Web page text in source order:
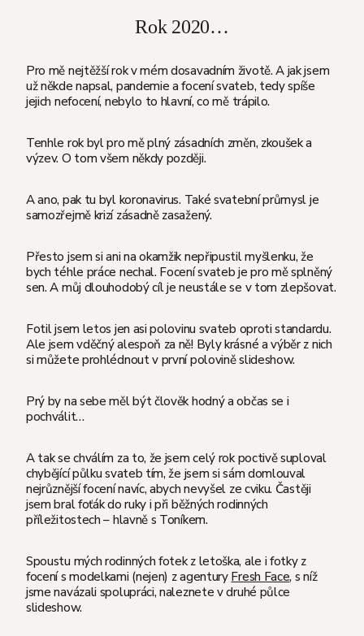
Rok 2020…
Pro mě nejtěžší rok v mém dosavadním životě. A jak jsem
už někde napsal, pandemie a focení svateb, tedy spíše
jejich nefocení, nebylo to hlavní, co mě trápilo.
Tenhle rok byl pro mě plný zásadních změn, zkoušek a
výzev. O tom všem někdy později.
A ano, pak tu byl koronavirus. Také svatební průmysl je
samozřejmě krizí zásadně zasažený.
Přesto jsem si ani na okamžik nepřipustil myšlenku, že
bych téhle práce nechal. Focení svateb je pro mě splněný
sen. A můj dlouhodobý cíl je neustále se v tom zlepšovat.
Fotil jsem letos jen asi polovinu svateb oproti standardu.
Ale jsem vděčný alespoň za ně! Byly krásné a výběr z nich
si můžete prohlédnout v první polovině slideshow.
Prý by na sebe měl být člověk hodný a občas se i
pochválit…
A tak se chválím za to, že jsem celý rok poctivě suploval
chybějící půlku svateb tím, že jsem si sám domlouval
nejrůznější focení navíc, abych nevyšel ze cviku. Častěji
jsem bral foťák do ruky i při běžných rodinných
příležitostech – hlavně s Toníkem.
Spoustu mých rodinných fotek z letoška, ale i fotky z
focení s modelkami (nejen) z agentury Fresh Face, s níž
jsme navázali spolupráci, naleznete v druhé půlce
slideshow.